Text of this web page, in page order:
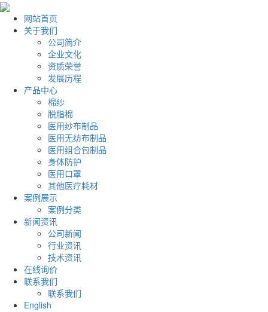
网站首页
关于我们
公司简介
企业文化
资质荣誉
发展历程
产品中心
棉纱
脱脂棉
医用纱布制品
医用无纺布制品
医用组合包制品
身体防护
医用口罩
其他医疗耗材
案例展示
案例分类
新闻资讯
公司新闻
行业资讯
技术资讯
在线询价
联系我们
联系我们
English